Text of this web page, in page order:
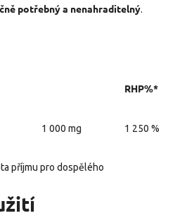
potřebný a nenahraditelný.
RHP%*
1 000 mg 1 250 %
příjmu pro dospělého